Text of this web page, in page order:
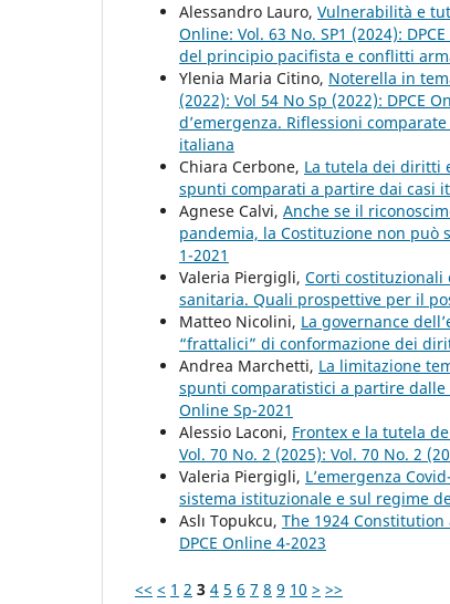
Alessandro Lauro, Vulnerabilità e
Online: Vol. 63 No. SP1 (2024):
del principio pacifista e conflitti
Ylenia Maria Citino, Noterella in
(2022): Vol 54 No Sp (2022): DPCE
d’emergenza. Riflessioni
italiana
Chiara Cerbone, La tutela dei diritti
spunti comparati a partire dai casi
Agnese Calvi, Anche se il
pandemia, la Costituzione non può
1-2021
Valeria Piergigli, Corti costituzionali
sanitaria. Quali prospettive per il
Matteo Nicolini, La governance
“frattalici” di conformazione dei
Andrea Marchetti, La limitazione
spunti comparatistici a partire dalle
Online Sp-2021
Alessio Laconi, Frontex e la tutela
Vol. 70 No. 2 (2025): Vol. 70 No. 2
Valeria Piergigli, L’emergenza
sistema istituzionale e sul regime
Aslı Topukcu, The 1924
DPCE Online 4-2023
<< < 1 2 3 4 5 6 7 8 9 10 > >>